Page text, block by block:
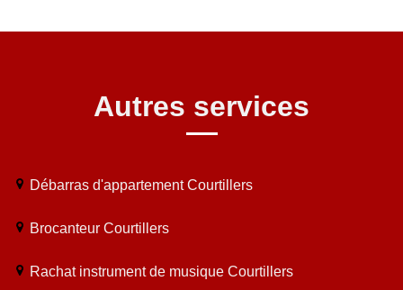
Autres services
Débarras d'appartement Courtillers
Brocanteur Courtillers
Rachat instrument de musique Courtillers